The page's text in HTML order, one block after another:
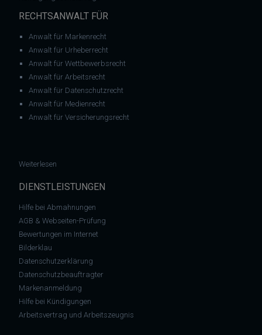
RECHTSANWALT FÜR
Anwalt für Markenrecht
Anwalt für Urheberrecht
Anwalt für Wettbewerbsrecht
Anwalt für Arbeitsrecht
Anwalt für Datenschutzrecht
Anwalt für Medienrecht
Anwalt für Versicherungsrecht
Weiterlesen
DIENSTLEISTUNGEN
Hilfe bei Abmahnungen
AGB & Webseiten-Prüfung
Bewertungen im Internet
Bilderklau
Datenschutzerklärung
Datenschutzbeauftragter
Markenanmeldung
Hilfe bei Kündigungen
Arbeitsvertrag und Arbeitszeugnis